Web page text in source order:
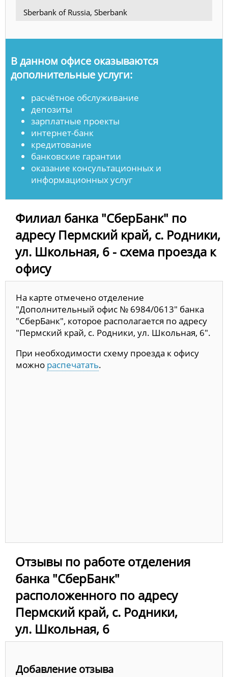
Sberbank of Russia, Sberbank
В данном офисе оказываются
дополнительные услуги:
расчётное обслуживание
депозиты
зарплатные проекты
интернет-банк
кредитование
банковские гарантии
оказание консультационных и
информационных услуг
Филиал банка "СберБанк" по
адресу Пермский край, с. Родники,
ул. Школьная, 6 - схема проезда к
офису
На карте отмечено отделение
"Дополнительный офис № 6984/0613" банка
"СберБанк", которое располагается по адресу
"Пермский край, с. Родники, ул. Школьная, 6".
При необходимости схему проезда к офису
можно распечатать.
Отзывы по работе отделения
банка "СберБанк"
расположенного по адресу
Пермский край, с. Родники,
ул. Школьная, 6
Добавление отзыва